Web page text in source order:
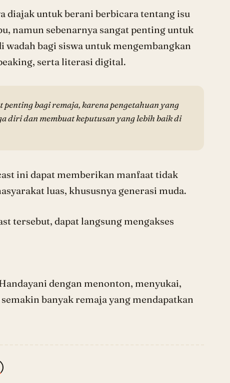
diajak untuk berani berbicara tentang isu
namun sebenarnya sangat penting untuk
bagi siswa untuk mengembangkan
serta literasi digital.
penting bagi remaja, karena pengetahuan yang
diri dan membuat keputusan yang lebih baik di
ini dapat memberikan manfaat tidak
luas, khususnya generasi muda.
tersebut, dapat langsung mengakses
dengan menonton, menyukai,
banyak remaja yang mendapatkan